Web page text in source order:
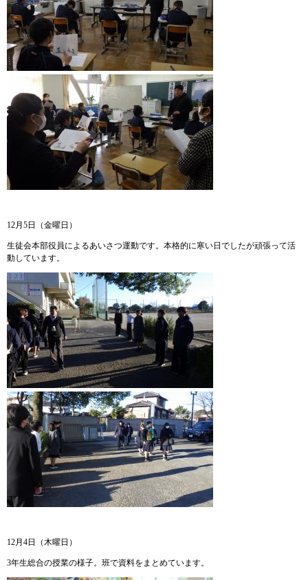
12月5日（金曜日）
生徒会本部役員によるあいさつ運動です。本格的に寒い日でしたが頑張って活
動しています。
12月4日（木曜日）
3年生総合の授業の様子。班で資料をまとめています。